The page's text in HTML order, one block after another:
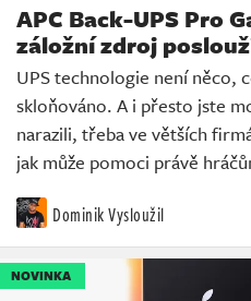
APC Back-UPS Pro
záložní zdroj
UPS technologie není něco,
skloňováno. A i přesto jste
narazili, třeba ve větších
jak může pomoci právě
Dominik Vysloužil
NOVINKA